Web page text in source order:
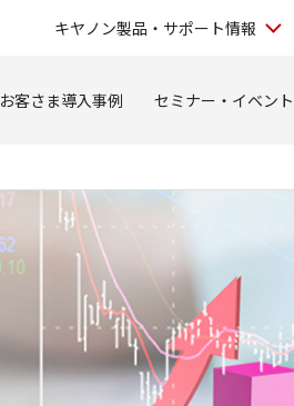
キヤノン製品・サポート情報
お客さま導入事例 セミナー・イベント